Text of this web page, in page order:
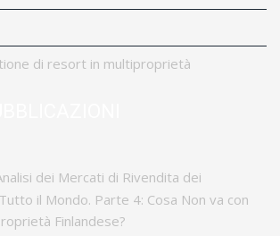
di resort in multiproprietà
dei Mercati di Rivendita dei
il Mondo. Parte 4: Cosa Non va con
Finlandese?